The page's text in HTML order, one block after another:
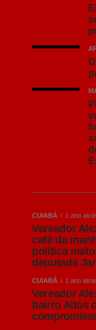
CUIABÁ 1 ano
Vereador
café da
política
deputada
CUIABÁ 1 ano
Vereador
bairro Altos